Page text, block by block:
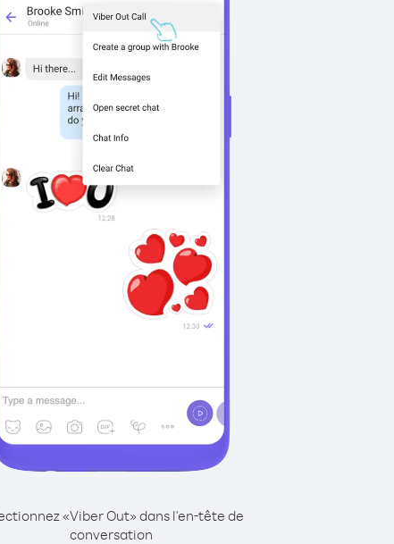
«Viber Out» dans l'en-tête de
conversation